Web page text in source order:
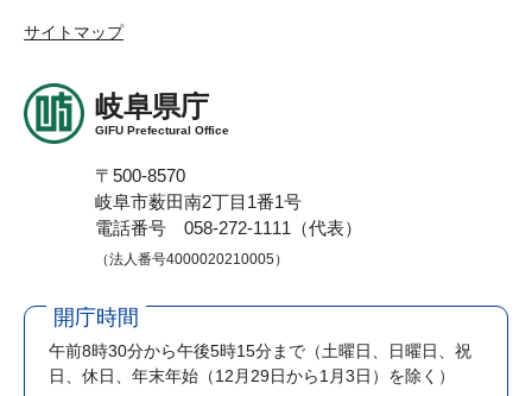
サイトマップ
岐阜県庁
GIFU Prefectural Office
〒500-8570
岐阜市薮田南2丁目1番1号
電話番号 058-272-1111（代表）
（法人番号4000020210005）
開庁時間
午前8時30分から午後5時15分まで （土曜日、日曜日、祝
日、休日、年末年始（12月29日から1月3日）を除く）